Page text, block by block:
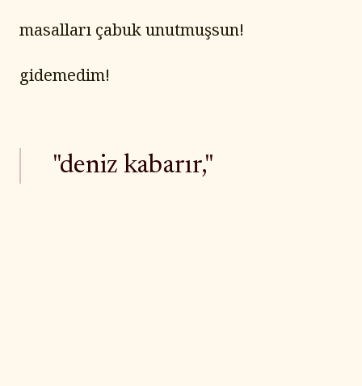
masalları çabuk unutmuşsun!
gidemedim!
"deniz kabarır,"